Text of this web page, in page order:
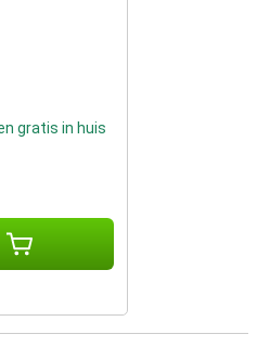
gratis in huis